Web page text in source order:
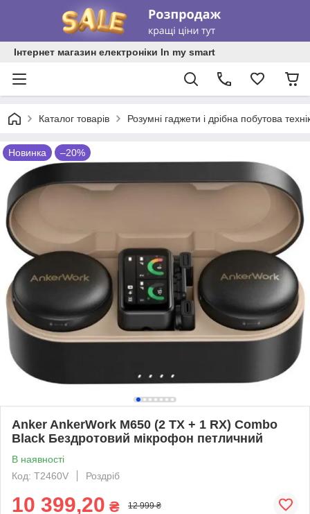
Інтернет магазин електроніки In my smart
Каталог товарів Розумні гаджети і дрібна побутова
Новинка –20%
Anker AnkerWork M650 (2 TX + 1 RX) Combo
Black Бездротовий мікрофон петличний
В наявності
Код: T2460V
Роздріб
10 399,20 ₴ 12 999 ₴